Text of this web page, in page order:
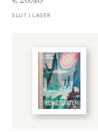
SLUT I LAGER